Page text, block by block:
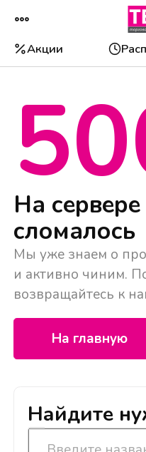
Акции
На
сломалось
Мы уже знаем о
и активно чиним.
возвращайтесь к
На главную
Найдите